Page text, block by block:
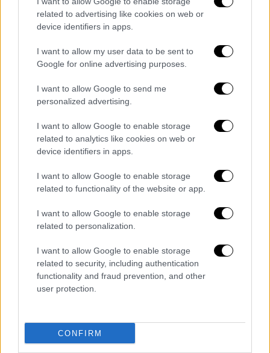
related to advertising like cookies on web or
device identifiers in apps.
I want to allow my user data to be sent to
Google for online advertising purposes.
I want to allow Google to send me
personalized advertising.
I want to allow Google to enable storage
related to analytics like cookies on web or
device identifiers in apps.
I want to allow Google to enable storage
related to functionality of the website or app.
I want to allow Google to enable storage
related to personalization.
I want to allow Google to enable storage
related to security, including authentication
functionality and fraud prevention, and other
user protection.
CONFIRM
Στο κέντρο της Αθήνας οι αυξήσεις ήταν
χαμηλότερες (κατά 4,2%), με τη μέση τιμή
πώλησης να φτάνει στα 1.612 ευρώ/τ.μ
1.548 ευρώ/τ.μ. το αντίστοιχο διάστημα του
Το μέσο ζητούμενο ενοίκιο
διαμορφώνεται σε 9 ευρώ/τ.μ
παραμένοντας αμετάβλητο έναντι του
περσινού τρίτου τριμήνου.
Αντίθετα,στα ανατολικά προάστια
ζητούμενα ενοίκια, με 7,3% σε ετήσια βάση,
με τη μέση τιμή να αγγίζει πλέον τα 7 ευρώ/
(6,92 ευρώ/τ.μ.), από 6,45 ευρώ/τ.μ. πριν
από ένα χρόνο.
Η μεγαλύτερη ετήσια αύξηση καταγράφεται
στα προάστια του Πειραιά με 14,7%
το μέσο ενοίκιο προσεγγίζει τα 6,9 ευρώ/
. από 6 ευρώ/τ.μ. πριν από ένα χρόνο.
πώλησης στην περιοχή. Συγκεκριμένα,ο
Πειραιάς κατέγραψε άνοδο κατά 7,2%, με την